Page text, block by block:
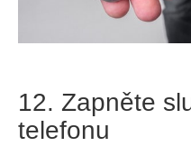
12. Zapněte
telefonu